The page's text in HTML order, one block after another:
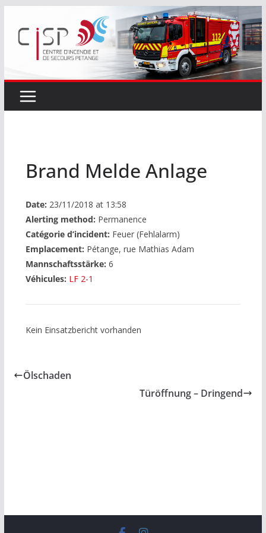
contenu
Brand Melde Anlage
Date: 23/11/2018 at 13:58
Alerting method: Permanence
Catégorie d’incident: Feuer (Fehlalarm)
Emplacement: Pétange, rue Mathias Adam
Mannschaftsstärke: 6
Véhicules: LF 2-1
Kein Einsatzbericht vorhanden
Ölschaden
Türöffnung – Dringend